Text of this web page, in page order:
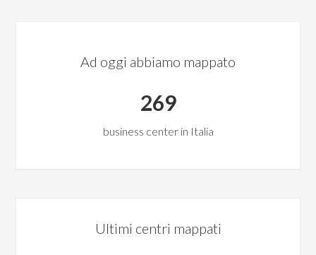
Ad oggi abbiamo mappato
269
business center in Italia
Ultimi centri mappati